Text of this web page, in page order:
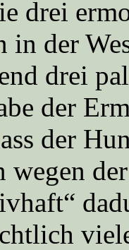
drei
in der
drei
der
der
wegen